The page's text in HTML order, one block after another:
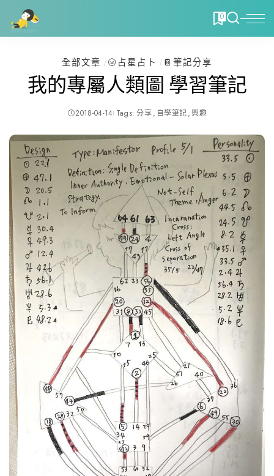
0
全部文章 🌝占星占卜 📔筆記分享
我的專屬人類圖 學習筆記
2018-04-14 Tags: 分享 自學筆記 興趣